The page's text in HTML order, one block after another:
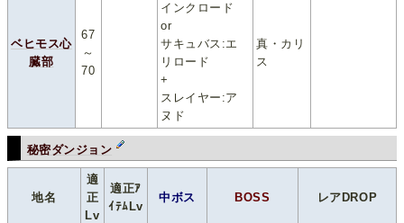
ベヒモス心
臓部
67
～
70
インクロード
or
サキュバス:エ
リロード
+
スレイヤー:ア
ヌド
真・カリ
ス
秘密ダンジョン
地名
適
正
Lv
適正ｱ
ｲﾃﾑLv
中ボス BOSS レアDROP